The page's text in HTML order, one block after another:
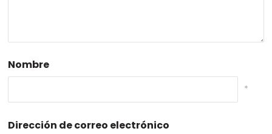
Nombre
*
Dirección de correo electrónico